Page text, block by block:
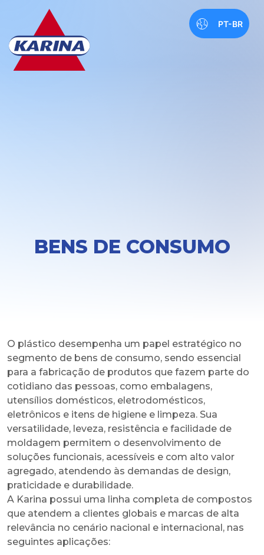
PT-BR
BENS DE CONSUMO
O plástico desempenha um papel estratégico no
segmento de bens de consumo, sendo essencial
para a fabricação de produtos que fazem parte do
cotidiano das pessoas, como embalagens,
utensílios domésticos, eletrodomésticos,
eletrônicos e itens de higiene e limpeza. Sua
versatilidade, leveza, resistência e facilidade de
moldagem permitem o desenvolvimento de
soluções funcionais, acessíveis e com alto valor
agregado, atendendo às demandas de design,
praticidade e durabilidade.
A Karina possui uma linha completa de compostos
que atendem a clientes globais e marcas de alta
relevância no cenário nacional e internacional, nas
seguintes aplicações: